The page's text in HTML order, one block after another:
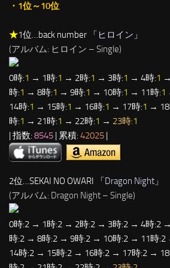
・1位～10位
★1位…back number 「 ヒロイン 」
(アルバム: ヒロイン – Single)
0時:1 → 1時:1 → 2時:1 → 3時:1 → 4時:1
時:1 → 8時:1 → 9時:1 → 10時:1 → 11時:1
14時:1 → 15時:1 → 16時:1 → 17時:1 →
時:1 → 21時:1 → 22時:1 → 23時:1
| 指数: 8545 | 累積: 42025 |
2位…SEKAI NO OWARI 「Dragon Night 」
(アルバム: Dragon Night – Single)
0時:2 → 1時:2 → 2時:2 → 3時:2 → 4時:2
時:2 → 8時:2 → 9時:2 → 10時:2 → 11時
14時:2 → 15時:2 → 16時:2 → 17時:2 →